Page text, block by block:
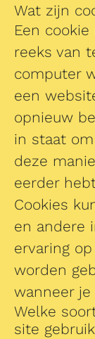
Wat zijn
Een
reeks van
computer
een
opnieuw
in staat
deze
eerder
Cookies
en andere
ervaring
worden
wanneer
Welke
site